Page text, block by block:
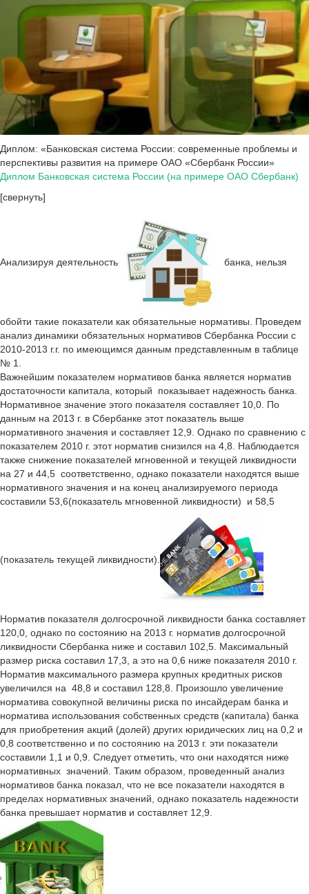
Диплом: «Банковская система России: современные проблемы и
перспективы развития на примере ОАО «Сбербанк России»
Диплом Банковская система России (на примере ОАО Сбербанк)
[свернуть]
Анализируя деятельность банка, нельзя
обойти такие показатели как обязательные нормативы. Проведем
анализ динамики обязательных нормативов Сбербанка России с
2010-2013 г.г. по имеющимся данным представленным в таблице
№ 1.
Важнейшим показателем нормативов банка является норматив
достаточности капитала, который показывает надежность банка.
Нормативное значение этого показателя составляет 10,0. По
данным на 2013 г. в Сбербанке этот показатель выше
нормативного значения и составляет 12,9. Однако по сравнению с
показателем 2010 г. этот норматив снизился на 4,8. Наблюдается
также снижение показателей мгновенной и текущей ликвидности
на 27 и 44,5 соответственно, однако показатели находятся выше
нормативного значения и на конец анализируемого периода
составили 53,6(показатель мгновенной ликвидности) и 58,5
(показатель текущей ликвидности).
Норматив показателя долгосрочной ликвидности банка составляет
120,0, однако по состоянию на 2013 г. норматив долгосрочной
ликвидности Сбербанка ниже и составил 102,5. Максимальный
размер риска составил 17,3, а это на 0,6 ниже показателя 2010 г.
Норматив максимального размера крупных кредитных рисков
увеличился на 48,8 и составил 128,8. Произошло увеличение
норматива совокупной величины риска по инсайдерам банка и
норматива использования собственных средств (капитала) банка
для приобретения акций (долей) других юридических лиц на 0,2 и
0,8 соответственно и по состоянию на 2013 г. эти показатели
составили 1,1 и 0,9. Следует отметить, что они находятся ниже
нормативных значений. Таким образом, проведенный анализ
нормативов банка показал, что не все показатели находятся в
пределах нормативных значений, однако показатель надежности
банка превышает норматив и составляет 12,9.